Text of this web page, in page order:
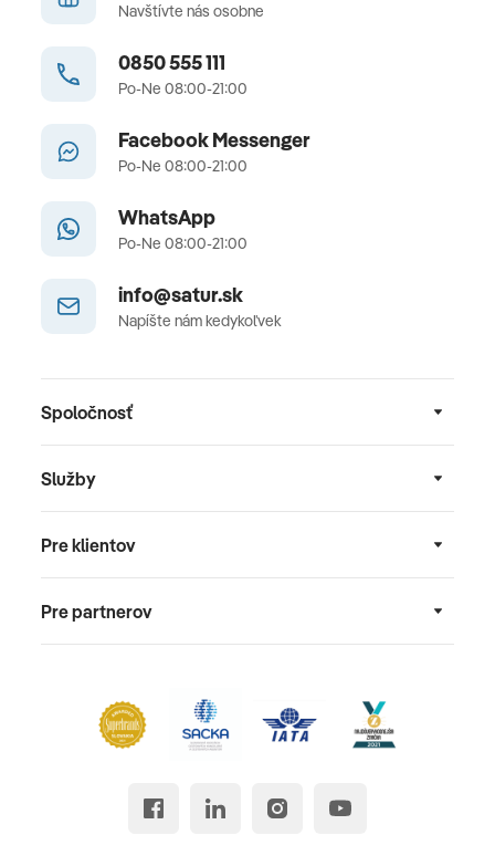
Navštívte nás osobne
0850 555 111
Po-Ne 08:00-21:00
Facebook Messenger
Po-Ne 08:00-21:00
WhatsApp
Po-Ne 08:00-21:00
info@satur.sk
Napíšte nám kedykoľvek
Spoločnosť
Služby
Pre klientov
Pre partnerov